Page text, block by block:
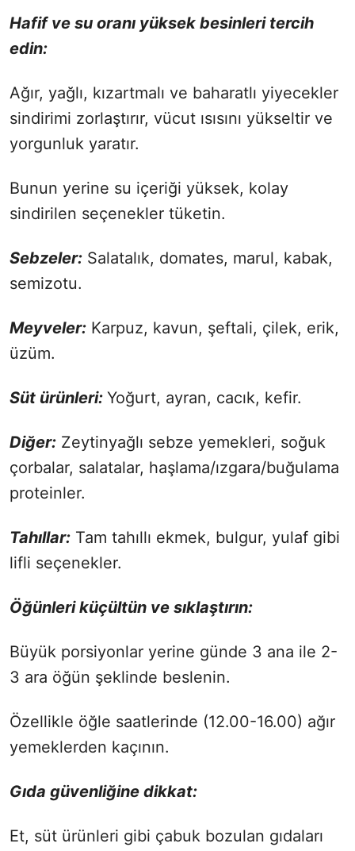
Hafif ve su oranı yüksek besinleri tercih
edin:
Ağır, yağlı, kızartmalı ve baharatlı yiyecekler
sindirimi zorlaştırır, vücut ısısını yükseltir ve
yorgunluk yaratır.
Bunun yerine su içeriği yüksek, kolay
sindirilen seçenekler tüketin.
Sebzeler: Salatalık, domates, marul, kabak,
semizotu.
Meyveler: Karpuz, kavun, şeftali, çilek, erik,
üzüm.
Süt ürünleri: Yoğurt, ayran, cacık, kefir.
Diğer: Zeytinyağlı sebze yemekleri, soğuk
çorbalar, salatalar, haşlama/ızgara/buğulama
proteinler.
Tahıllar: Tam tahıllı ekmek, bulgur, yulaf gibi
lifli seçenekler.
Öğünleri küçültün ve sıklaştırın:
Büyük porsiyonlar yerine günde 3 ana ile 2-
3 ara öğün şeklinde beslenin.
Özellikle öğle saatlerinde (12.00-16.00) ağır
yemeklerden kaçının.
Gıda güvenliğine dikkat:
Et, süt ürünleri gibi çabuk bozulan gıdaları